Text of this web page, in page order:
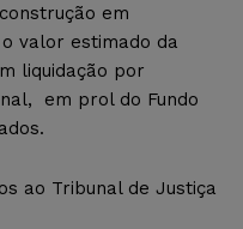
em
valor estimado da
liquidação por
em prol do Fundo
ao Tribunal de Justiça